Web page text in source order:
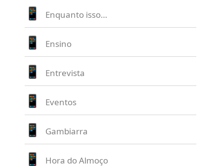
Enquanto isso…
Ensino
Entrevista
Eventos
Gambiarra
Hora do Almoço